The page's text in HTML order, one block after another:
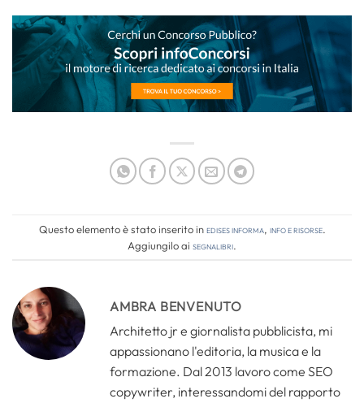
Questo elemento è stato inserito inEdises informa, Info e risorse.
Aggiungilo ai segnalibri.
AMBRA BENVENUTO
Architetto jr e giornalista pubblicista, mi
appassionano l'editoria, la musica e la
formazione. Dal 2013 lavoro come SEO
copywriter, interessandomi del rapporto